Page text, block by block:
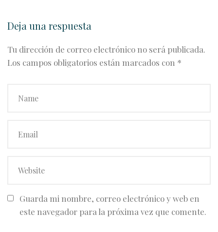
Deja una respuesta
Tu dirección de correo electrónico no será publicada.
Los campos obligatorios están marcados con *
Guarda mi nombre, correo electrónico y web en
este navegador para la próxima vez que comente.